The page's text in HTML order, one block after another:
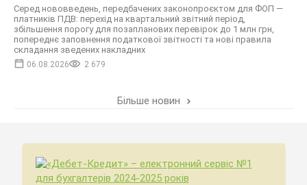
Серед нововведень, передбачених законопроєктом для ФОП —
платників ПДВ: перехід на квартальний звітний період,
збільшення порогу для позапланових перевірок до 1 млн грн,
попереднє заповнення податкової звітності та нові правила
складання зведених накладних
06.08.2026 2 679
Більше новин